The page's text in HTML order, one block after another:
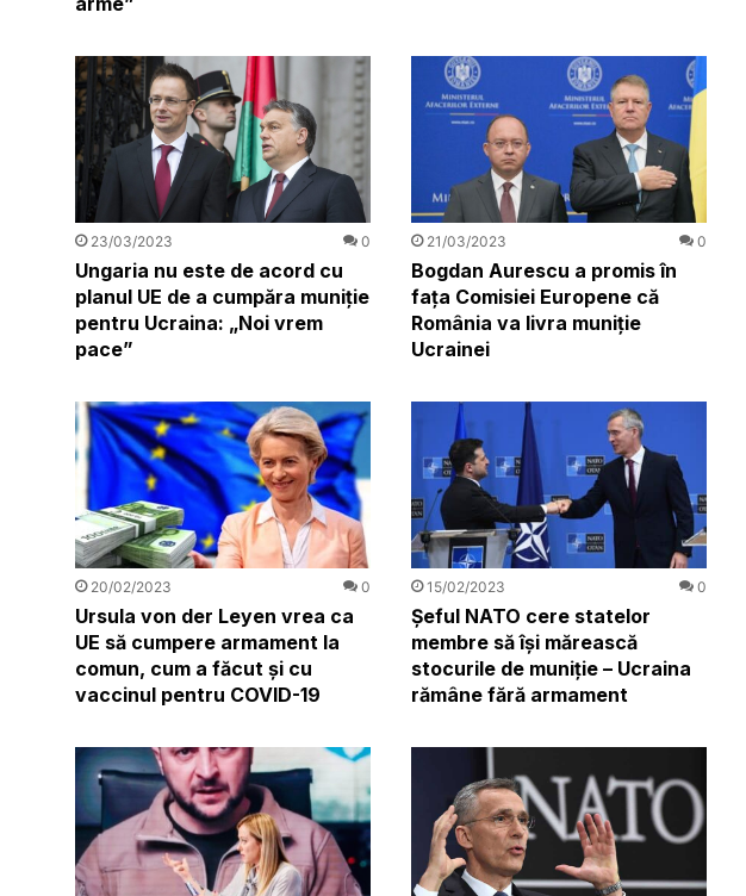
23/03/2023 0
Ungaria nu este de acord cu
planul UE de a cumpăra muniție
pentru Ucraina: „Noi vrem
pace”
21/03/2023 0
Bogdan Aurescu a promis în
fața Comisiei Europene că
România va livra muniție
Ucrainei
20/02/2023 0
Ursula von der Leyen vrea ca
UE să cumpere armament la
comun, cum a făcut şi cu
vaccinul pentru COVID-19
15/02/2023 0
Șeful NATO cere statelor
membre să își mărească
stocurile de muniţie – Ucraina
rămâne fără armament